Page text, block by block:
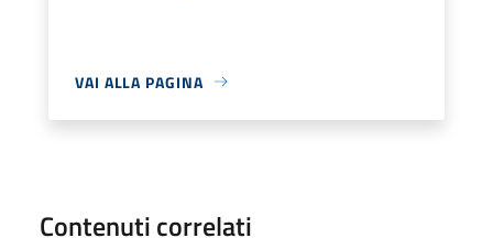
VAI ALLA PAGINA
Contenuti correlati